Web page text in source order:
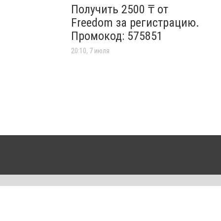
Получить 2500 ₸ от
Freedom за регистрацию.
Промокод: 575851
20:10, 7 июля